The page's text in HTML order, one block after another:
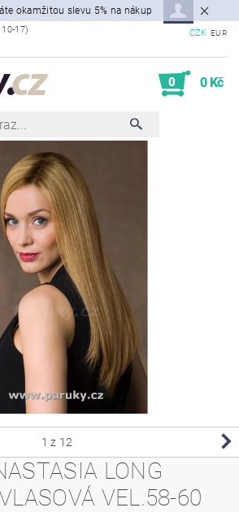
okamžitou slevu 5% na nákup
17)
CZK EUR
0 0 Kč
1 z 12
LONG
VEL.58-60